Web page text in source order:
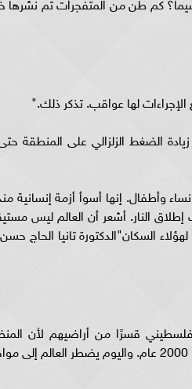
لها عواقب. تذكر ذلك."
الضغط الزلزالي على المنطقة
تقصف غزة بشكل عشوائي. 68% من القتلى نساء وأطفال. إنها أسوأ أزمة
إطلاق النار. أشعر أن العالم ليس
قائلًا: "في عام 1948، تم تهجير أكثر من 750 ألف فلسطيني قسرًا من أراضيهم
الصهيونية اعتقدت أن من حقهم الاستيلاء على هذه الأرض بناءً على مطالبة عمرها 2000 عام. واليوم يضطر